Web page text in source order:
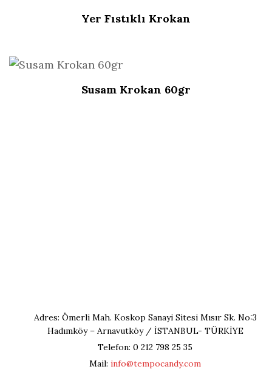
Yer Fıstıklı Krokan
Susam Krokan 60gr
Adres: Ömerli Mah. Koskop Sanayi Sitesi Mısır Sk. No:3
Hadımköy – Arnavutköy / İSTANBUL- TÜRKİYE
Telefon: 0 212 798 25 35
Mail: info@tempocandy.com